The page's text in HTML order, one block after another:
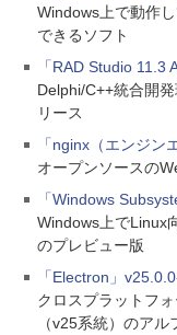
Windows上で動作
できるソフト
「RAD Studio 11.3
Delphi/C++統合開
リース
「nginx（エンジン
オープンソースの
「Windows
Windows上でLinux
のプレビュー版
「Electron」
クロスプラットフ
（v25系統）のアル